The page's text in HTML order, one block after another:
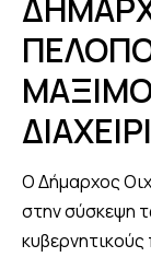
Ο Δήμαρχος
στην σύσκεψη